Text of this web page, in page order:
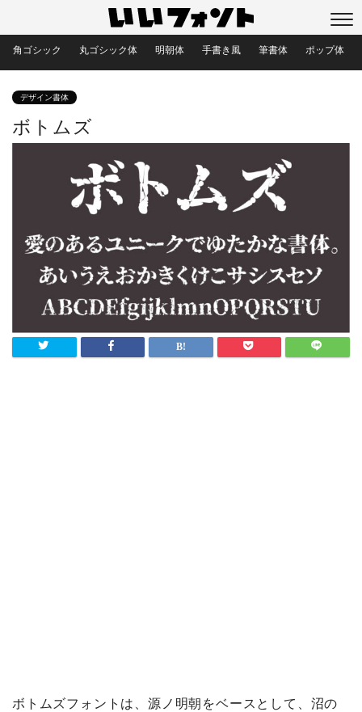
角ゴシック 丸ゴシック体 明朝体 手書き風 筆書体 ポップ体
デザイン書体
ボトムズ
ボトムズフォントは、源ノ明朝をベースとして、沼の